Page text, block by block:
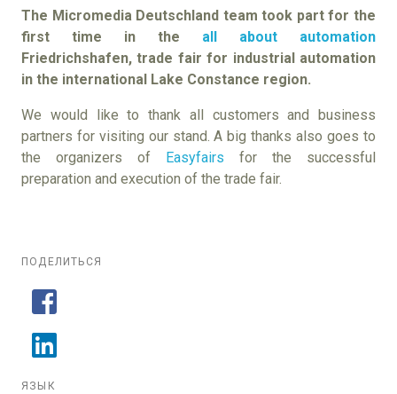
The Micromedia Deutschland team took part for the
first time in the all about automation
Friedrichshafen, trade fair for industrial automation
in the international Lake Constance region.
We would like to thank all customers and business
partners for visiting our stand. A big thanks also goes to
the organizers of
Easyfairs for the successful
preparation and execution of the trade fair.
ПОДЕЛИТЬСЯ
ЯЗЫК